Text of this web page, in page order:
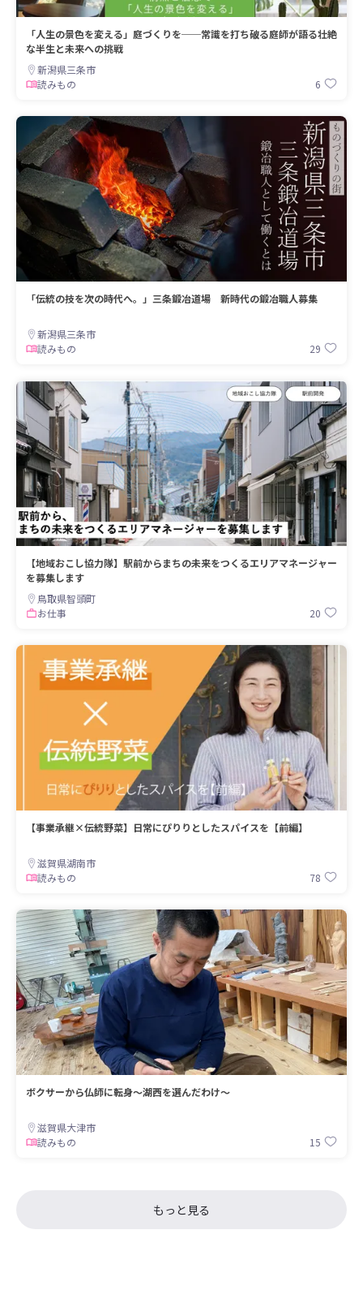
「人生の景色を変える」庭づくりを──常識を打ち破る庭師が語る壮絶
な半生と未来への挑戦
新潟県三条市
読みもの
6
「伝統の技を次の時代へ。」三条鍛冶道場 新時代の鍛冶職人募集
新潟県三条市
読みもの
29
【地域おこし協力隊】駅前からまちの未来をつくるエリアマネージャー
を募集します
鳥取県智頭町
お仕事
20
【事業承継×伝統野菜】日常にぴりりとしたスパイスを【前編】
滋賀県湖南市
読みもの
78
ボクサーから仏師に転身〜湖西を選んだわけ〜
滋賀県大津市
読みもの
15
もっと見る